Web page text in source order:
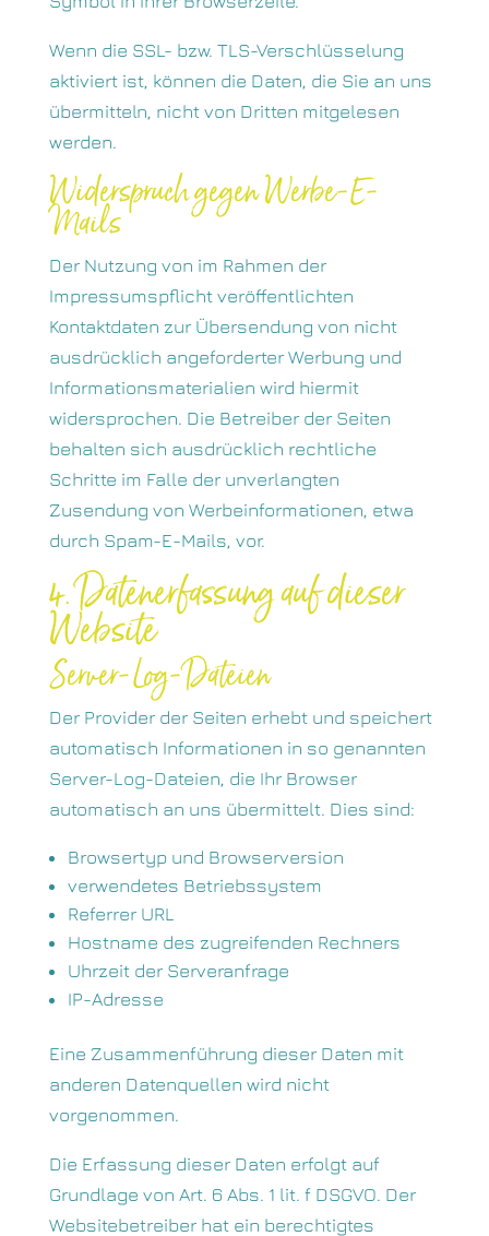
Wenn die SSL- bzw. TLS-Verschlüsselung
aktiviert ist, können die Daten, die Sie an uns
übermitteln, nicht von Dritten mitgelesen
werden.
Widerspruch gegen Werbe-E-
Mails
Der Nutzung von im Rahmen der
Impressumspflicht veröffentlichten
Kontaktdaten zur Übersendung von nicht
ausdrücklich angeforderter Werbung und
Informationsmaterialien wird hiermit
widersprochen. Die Betreiber der Seiten
behalten sich ausdrücklich rechtliche
Schritte im Falle der unverlangten
Zusendung von Werbeinformationen, etwa
durch Spam-E-Mails, vor.
4. Datenerfassung auf dieser
Website
Server-Log-Dateien
Der Provider der Seiten erhebt und speichert
automatisch Informationen in so genannten
Server-Log-Dateien, die Ihr Browser
automatisch an uns übermittelt. Dies sind:
Browsertyp und Browserversion
verwendetes Betriebssystem
Referrer URL
Hostname des zugreifenden Rechners
Uhrzeit der Serveranfrage
IP-Adresse
Eine Zusammenführung dieser Daten mit
anderen Datenquellen wird nicht
vorgenommen.
Die Erfassung dieser Daten erfolgt auf
Grundlage von Art. 6 Abs. 1 lit. f DSGVO. Der
Websitebetreiber hat ein berechtigtes